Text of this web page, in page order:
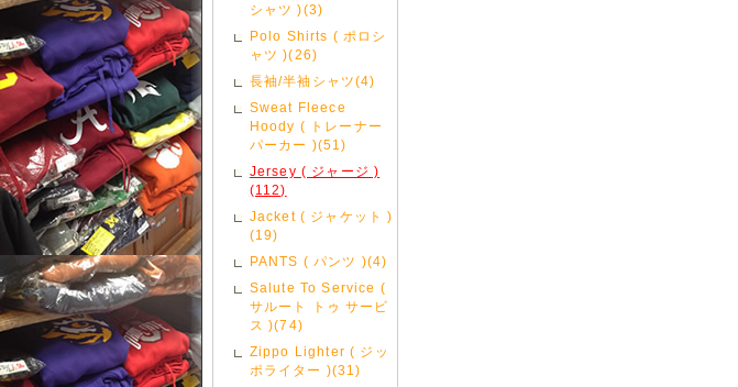
シャツ )(3)
Polo Shirts ( ポロシ
ャツ )(26)
長袖/半袖シャツ(4)
Sweat Fleece
Hoody ( トレーナー
パーカー )(51)
Jersey ( ジャージ )
(112)
Jacket ( ジャケット )
(19)
PANTS ( パンツ )(4)
Salute To Service (
サルート トゥ サービ
ス )(74)
Zippo Lighter ( ジッ
ポライター )(31)